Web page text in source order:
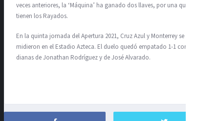
veces anteriores, la ‘Máquina’ ha ganado dos llaves, por una que
tienen los Rayados.
En la quinta jornada del Apertura 2021, Cruz Azul y Monterrey se
midieron en el Estadio Azteca. El duelo quedó empatado 1-1 con
dianas de Jonathan Rodríguez y de José Alvarado.